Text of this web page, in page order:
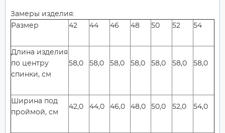
Замеры изделия:
Размер
42 44 46 48 50 52 54
Длина изделия
по центру
спинки, см
58,0 58,0 58,0 58,0 58,0 58,0 58,0
Ширина под
проймой, см
42,0 44,0 46,0 48,0 50,0 52,0 54,0